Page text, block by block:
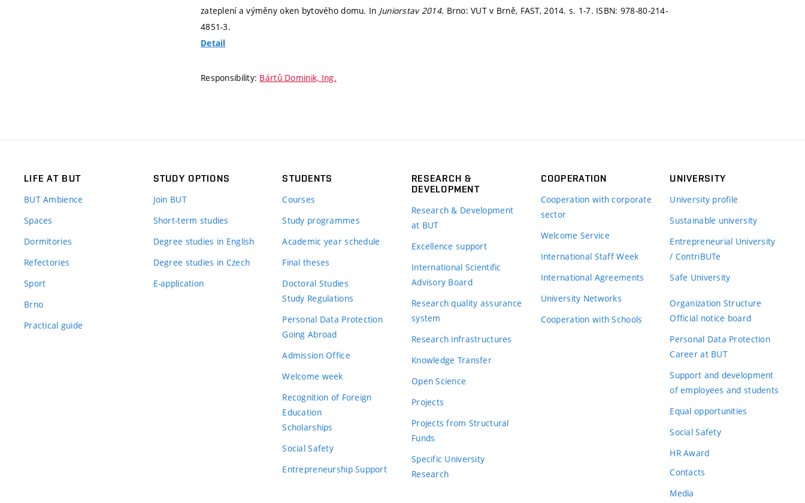
zateplení a výměny oken bytového domu. In Juniorstav 2014. Brno: VUT v Brně, FAST, 2014. s. 1-7. ISBN: 978-80-214-
4851-3.
Detail
Responsibility: Bártů Dominik, Ing.
LIFE AT BUT
BUT Ambience
Spaces
Dormitories
Refectories
Sport
Brno
Practical guide
STUDY OPTIONS
Join BUT
Short-term studies
Degree studies in English
Degree studies in Czech
E-application
STUDENTS
Courses
Study programmes
Academic year schedule
Final theses
Doctoral Studies
Study Regulations
Personal Data Protection
Going Abroad
Admission Office
Welcome week
Recognition of Foreign
Education
Scholarships
Social Safety
Entrepreneurship Support
RESEARCH &
DEVELOPMENT
Research & Development
at BUT
Excellence support
International Scientific
Advisory Board
Research quality assurance
system
Research infrastructures
Knowledge Transfer
Open Science
Projects
Projects from Structural
Funds
Specific University
Research
COOPERATION
Cooperation with corporate
sector
Welcome Service
International Staff Week
International Agreements
University Networks
Cooperation with Schools
UNIVERSITY
University profile
Sustainable university
Entrepreneurial University
/ ContriBUTe
Safe University
Organization Structure
Official notice board
Personal Data Protection
Career at BUT
Support and development
of employees and students
Equal opportunities
Social Safety
HR Award
Contacts
Media